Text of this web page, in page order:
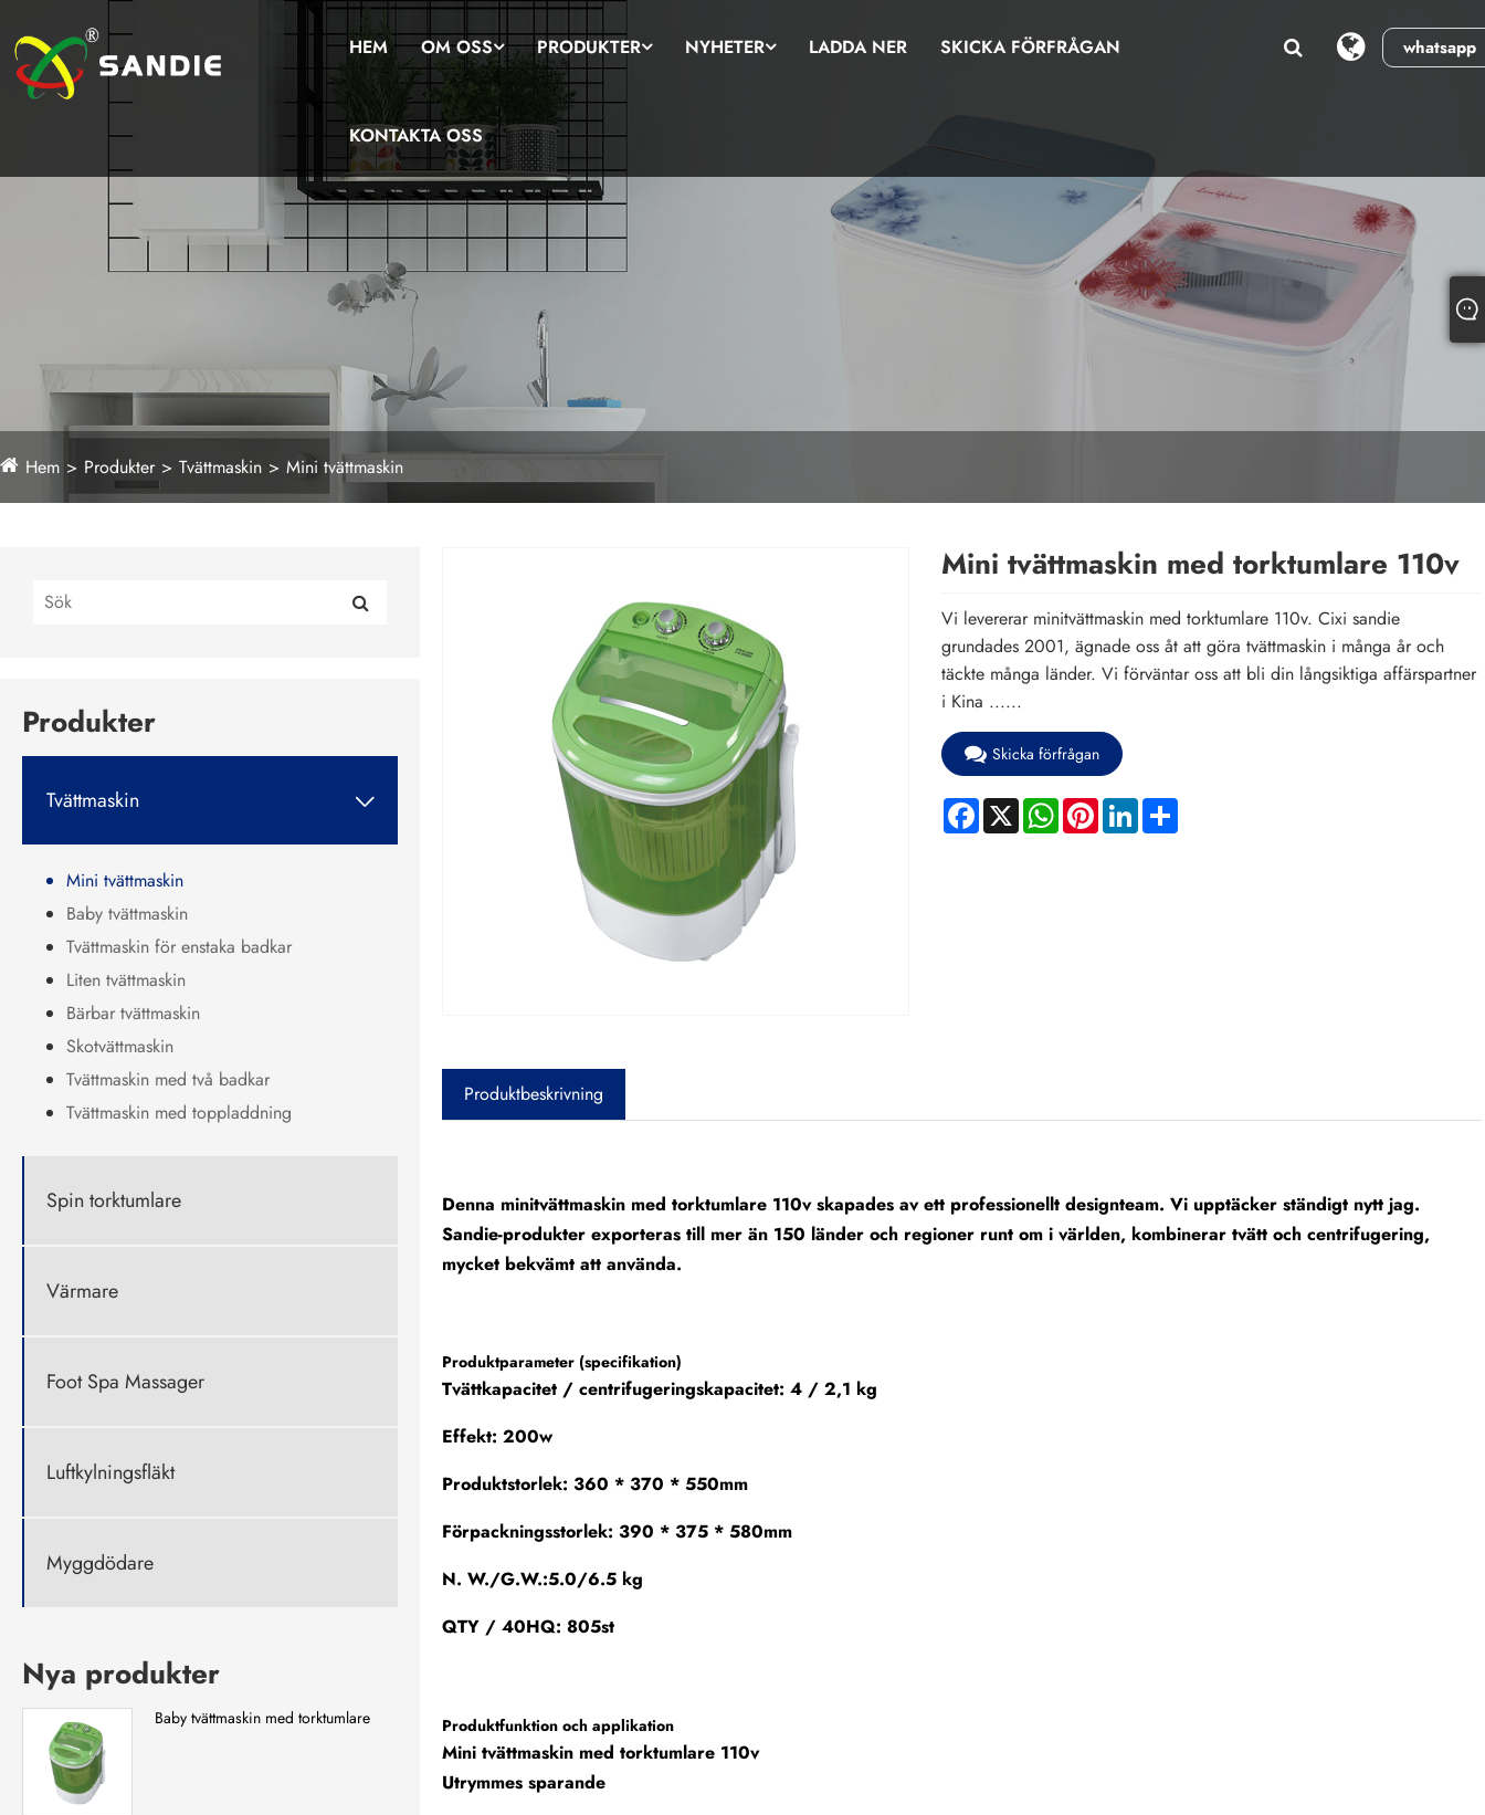
whatsapp
HEM OM OSS PRODUKTER NYHETER LADDA NER SKICKA FÖRFRÅGAN
KONTAKTA OSS
Hem Produkter Tvättmaskin Mini tvättmaskin
Produkter
Tvättmaskin 
Mini tvättmaskin
Baby tvättmaskin
Tvättmaskin för enstaka badkar
Liten tvättmaskin
Bärbar tvättmaskin
Skotvättmaskin
Tvättmaskin med två badkar
Tvättmaskin med toppladdning
Spin torktumlare
Värmare
Foot Spa Massager
Luftkylningsfläkt
Myggdödare
Nya produkter
Baby tvättmaskin med torktumlare
Mini tvättmaskin med torktumlare 110v
Vi levererar minitvättmaskin med torktumlare 110v. Cixi sandie
grundades 2001, ägnade oss åt att göra tvättmaskin i många år och
täckte många länder. Vi förväntar oss att bli din långsiktiga affärspartner
i Kina ......
Skicka förfrågan
Facebook
X WhatsApp
PinterestLinkedInShare
Produktbeskrivning
Denna minitvättmaskin med torktumlare 110v skapades av ett professionellt designteam. Vi upptäcker ständigt nytt jag.
Sandie-produkter exporteras till mer än 150 länder och regioner runt om i världen, kombinerar tvätt och centrifugering,
mycket bekvämt att använda.
Produktparameter (specifikation)
Tvättkapacitet / centrifugeringskapacitet: 4 / 2,1 kg
Effekt: 200w
Produktstorlek: 360 * 370 * 550mm
Förpackningsstorlek: 390 * 375 * 580mm
N. W./G.W.:5.0/6.5 kg
QTY / 40HQ: 805st
Produktfunktion och applikation
Mini tvättmaskin med torktumlare 110v
Utrymmes sparande